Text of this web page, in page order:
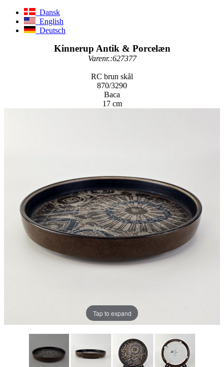
Dansk
English
Deutsch
Kinnerup Antik & Porcelæn
Varenr.:627377
RC brun skål
870/3290
Baca
17 cm
Tap to expand